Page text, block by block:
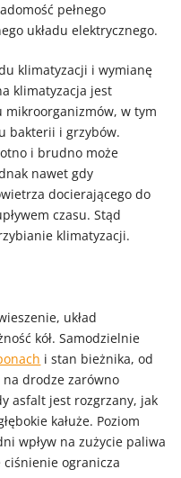
pełnego
układu elektrycznego.
klimatyzacji i wymianę
klimatyzacja jest
w tym
bakterii i grzybów.
i brudno może
nawet gdy
docierającego do
czasu. Stąd
klimatyzacji.
układ
kół. Samodzielnie
i stan bieżnika, od
drodze zarówno
asfalt jest rozgrzany, jak
kałuże. Poziom
wpływ na zużycie paliwa
ogranicza